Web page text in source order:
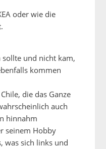
oder wie die
und nicht kam,
kommen
die das Ganze
auch
hinnahm
seinem Hobby
was sich links und